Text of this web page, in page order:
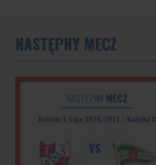
NASTĘPNY MECZ
NASTĘPNY MECZ
Betclic 1. Liga 2026/2027 - Kolejka 3
VS